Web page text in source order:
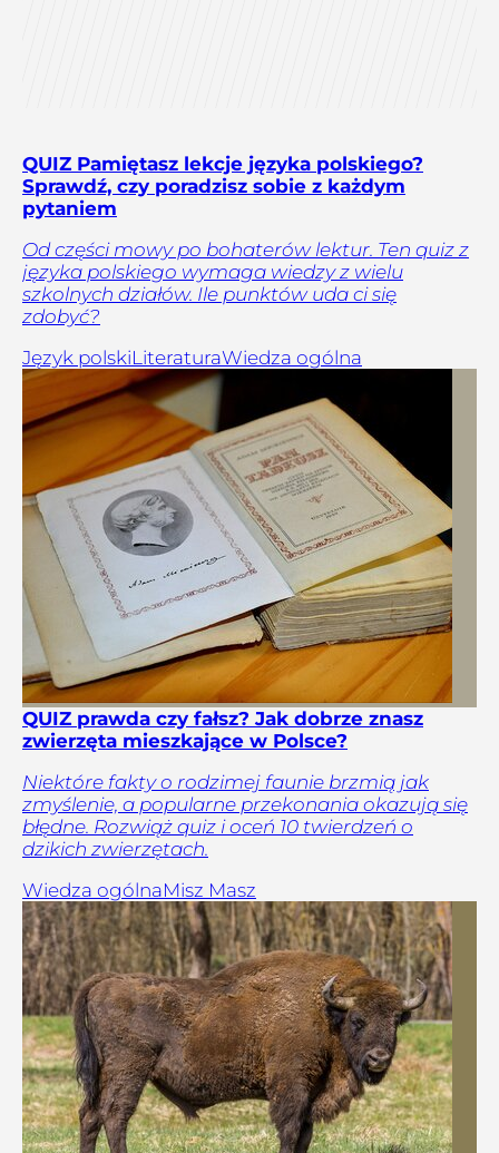
QUIZ Pamiętasz lekcje języka polskiego?
Sprawdź, czy poradzisz sobie z każdym
pytaniem
Od części mowy po bohaterów lektur. Ten quiz z
języka polskiego wymaga wiedzy z wielu
szkolnych działów. Ile punktów uda ci się
zdobyć?
Język polskiLiteraturaWiedza ogólna
QUIZ prawda czy fałsz? Jak dobrze znasz
zwierzęta mieszkające w Polsce?
Niektóre fakty o rodzimej faunie brzmią jak
zmyślenie, a popularne przekonania okazują się
błędne. Rozwiąż quiz i oceń 10 twierdzeń o
dzikich zwierzętach.
Wiedza ogólnaMisz Masz